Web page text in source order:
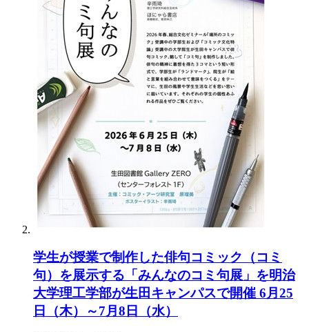
学生が授業で制作した俳句コミック（コミ
句）を展示する「みんなのコミ句展」を明治
大学理工学部が生田キャンパスで開催 6月25
日（木）～7月8日（水）